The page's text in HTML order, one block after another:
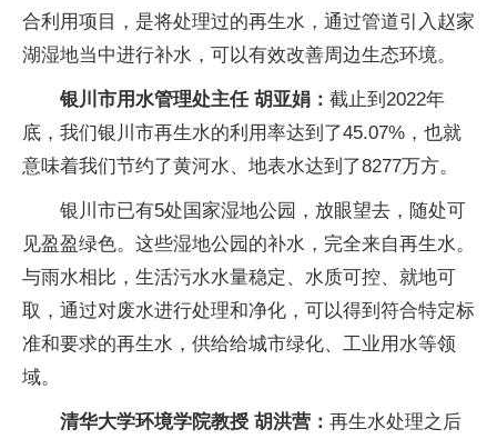
合利用项目，是将处理过的再生水，通过管道引入赵家
湖湿地当中进行补水，可以有效改善周边生态环境。
银川市用水管理处主任 胡亚娟： 截止到2022年
底，我们银川市再生水的利用率达到了45.07%，也就
意味着我们节约了黄河水、地表水达到了8277万方。
银川市已有5处国家湿地公园，放眼望去，随处可
见盈盈绿色。这些湿地公园的补水，完全来自再生水。
与雨水相比，生活污水水量稳定、水质可控、就地可
取，通过对废水进行处理和净化，可以得到符合特定标
准和要求的再生水，供给给城市绿化、工业用水等领
域。
清华大学环境学院教授 胡洪营： 再生水处理之后